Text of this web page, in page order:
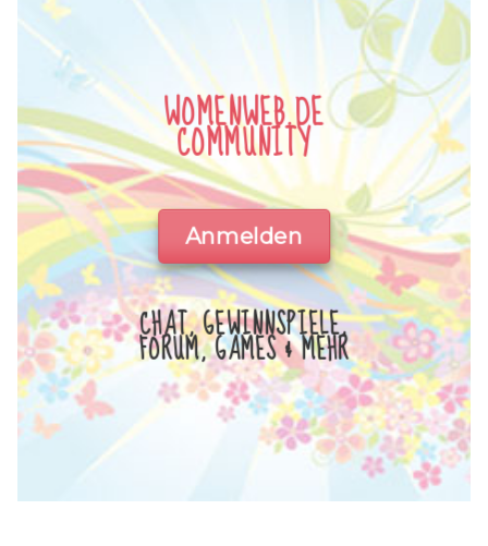
WOMENWEB.DE
COMMUNITY
Anmelden
CHAT, GEWINNSPIELE,
FORUM, GAMES & MEHR